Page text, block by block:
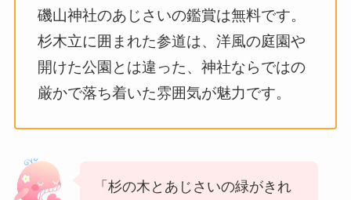
磯山神社のあじさいの鑑賞は無料です。
杉木立に囲まれた参道は、洋風の庭園や
開けた公園とは違った、神社ならではの
厳かで落ち着いた雰囲気が魅力です。
「杉の木とあじさいの緑がきれ